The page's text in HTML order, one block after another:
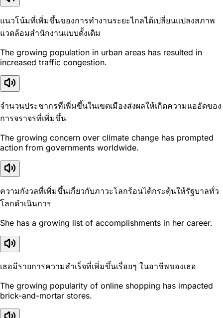
แนวโน้มที่เพิ่มขึ้นของการทำงานระยะไกลได้เปลี่ยนแปลงสภาพ
แวดล้อมสำนักงานแบบดั้งเดิม
The growing population in urban areas has resulted in
increased traffic congestion.
จำนวนประชากรที่เพิ่มขึ้นในเขตเมืองส่งผลให้เกิดความแออัดของ
การจราจรที่เพิ่มขึ้น
The growing concern over climate change has prompted
action from governments worldwide.
ความกังวลที่เพิ่มขึ้นเกี่ยวกับภาวะโลกร้อนได้กระตุ้นให้รัฐบาลทั่ว
โลกดำเนินการ
She has a growing list of accomplishments in her career.
เธอมีรายการความสำเร็จที่เพิ่มขึ้นเรื่อยๆ ในอาชีพของเธอ
The growing popularity of online shopping has impacted
brick-and-mortar stores.